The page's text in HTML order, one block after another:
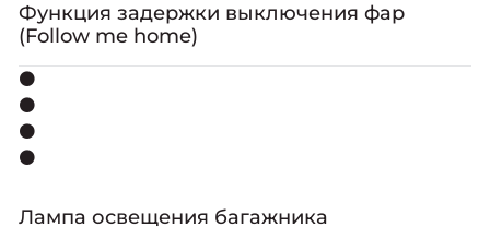
Функция задержки выключения фар
(Follow me home)
⚫
⚫
⚫
⚫
Лампа освещения багажника